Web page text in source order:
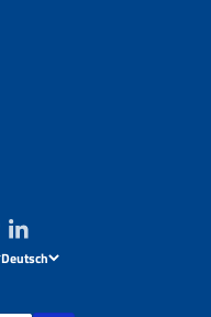
Deutsch